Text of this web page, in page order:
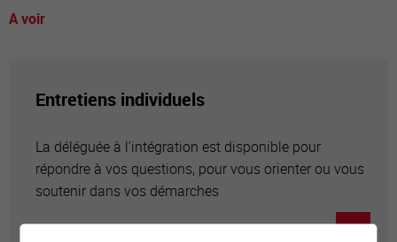
A voir
Entretiens individuels
La déléguée à l'intégration est disponible pour
répondre à vos questions, pour vous orienter ou vous
soutenir dans vos démarches